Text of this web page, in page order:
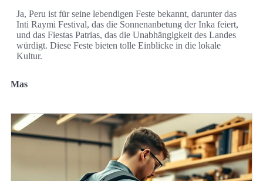
Ja, Peru ist für seine lebendigen Feste bekannt, darunter das
Inti Raymi Festival, das die Sonnenanbetung der Inka feiert,
und das Fiestas Patrias, das die Unabhängigkeit des Landes
würdigt. Diese Feste bieten tolle Einblicke in die lokale
Kultur.
Mas